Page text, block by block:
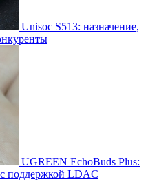
Unisoc S513: назначение,
UGREEN EchoBuds Plus:
поддержкой LDAC